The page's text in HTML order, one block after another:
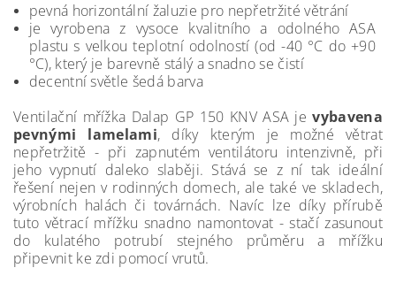
pevná horizontální žaluzie pro nepřetržité větrání
je vyrobena z vysoce kvalitního a odolného ASA
plastu s velkou teplotní odolností (od -40 °C do +90
°C), který je barevně stálý a snadno se čistí
decentní světle šedá barva
Ventilační mřížka Dalap GP 150 KNV ASA jevybavena
pevnými lamelami, díky kterým je možné větrat
nepřetržitě - při zapnutém ventilátoru intenzivně, při
jeho vypnutí daleko slaběji. Stává se z ní tak ideální
řešení nejen v rodinných domech, ale také ve skladech,
výrobních halách či továrnách. Navíc lze díky přírubě
tuto větrací mřížku snadno namontovat - stačí zasunout
do kulatého potrubí stejného průměru a mřížku
připevnit ke zdi pomocí vrutů.